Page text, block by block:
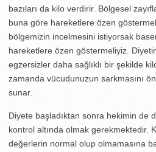
bazıları da kilo verdirir. Bölgesel
buna göre hareketlere özen
bölgemizin incelmesini istiyorsak
hareketlere özen göstermeliyiz.
egzersizler daha sağlıklı bir şekilde
zamanda vücudunuzun sarkmasını
sunar.
Diyete başladıktan sonra hekimin de
kontrol altında olmak gerekmektedir.
değerlerin normal olup olmamasına